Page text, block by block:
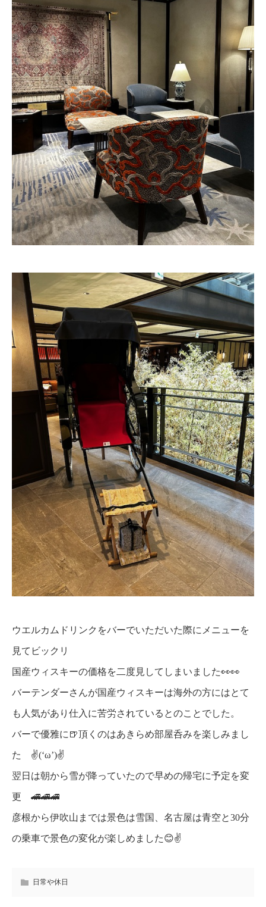
ウエルカムドリンクをバーでいただいた際にメニューを
見てビックリ
国産ウィスキーの価格を二度見してしまいました👀👀
バーテンダーさんが国産ウィスキーは海外の方にはとて
も人気があり仕入に苦労されているとのことでした。
バーで優雅に🍺頂くのはあきらめ部屋呑みを楽しみまし
た ✌(‘ω’)✌
翌日は朝から雪が降っていたので早めの帰宅に予定を変
更 🚄🚄🚄
彦根から伊吹山までは景色は雪国、名古屋は青空と30分
の乗車で景色の変化が楽しめました😊✌️
日常や休日